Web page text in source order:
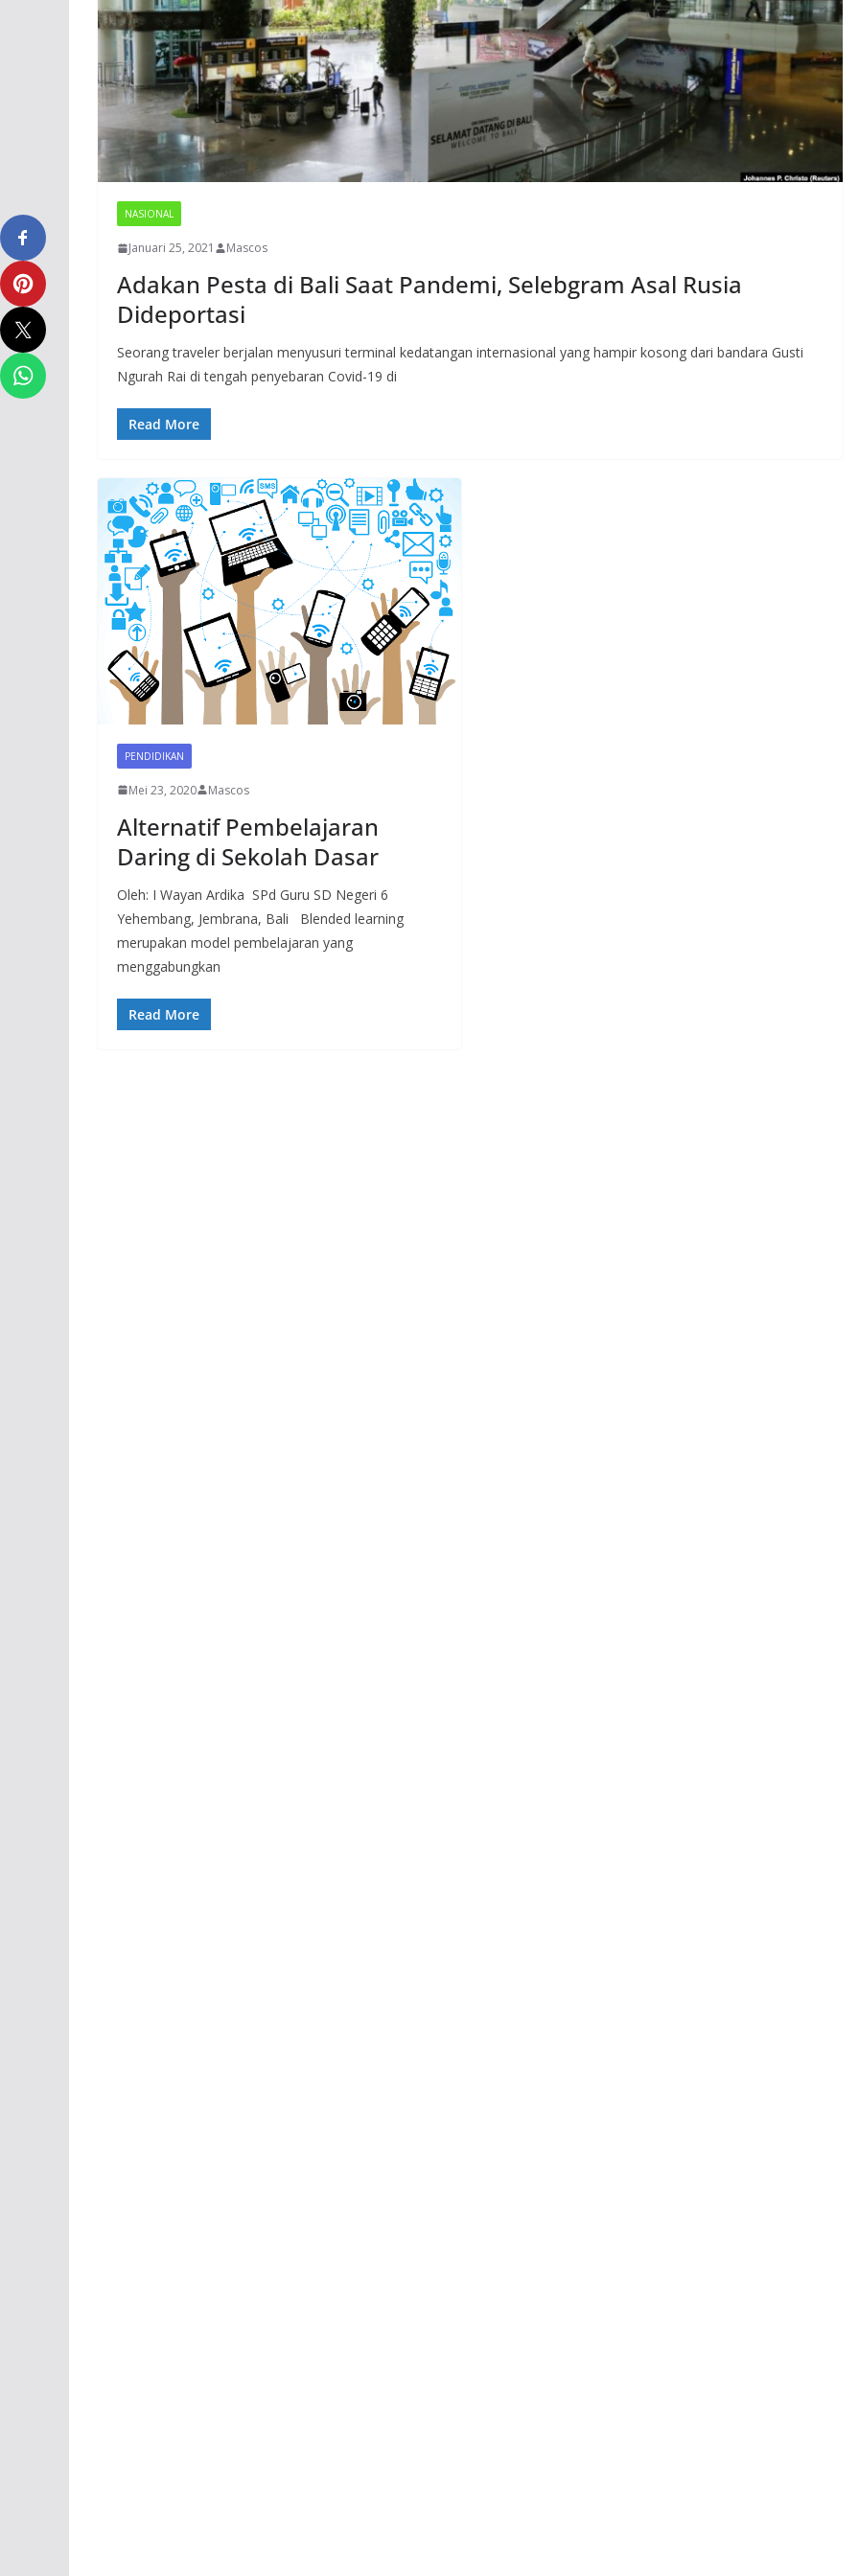
NASIONAL
Januari 25, 2021 Mascos
Adakan Pesta di Bali Saat Pandemi, Selebgram Asal Rusia
Dideportasi
Seorang traveler berjalan menyusuri terminal kedatangan internasional yang hampir kosong dari bandara Gusti
Ngurah Rai di tengah penyebaran Covid-19 di
Read More
PENDIDIKAN
Mei 23, 2020 Mascos
Alternatif Pembelajaran
Daring di Sekolah Dasar
Oleh: I Wayan Ardika SPd Guru SD Negeri 6
Yehembang, Jembrana, Bali Blended learning
merupakan model pembelajaran yang
menggabungkan
Read More